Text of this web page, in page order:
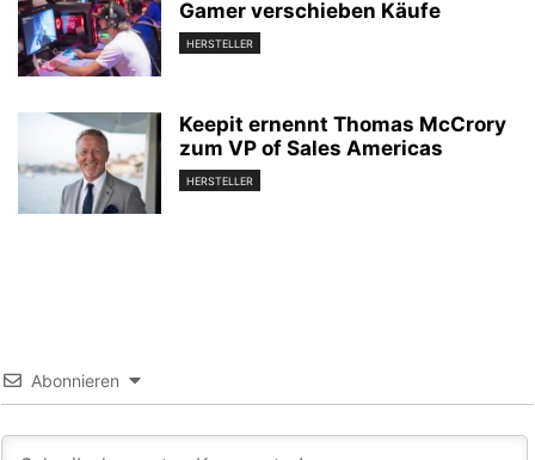
Gamer verschieben Käufe
HERSTELLER
Keepit ernennt Thomas McCrory
zum VP of Sales Americas
HERSTELLER
Abonnieren